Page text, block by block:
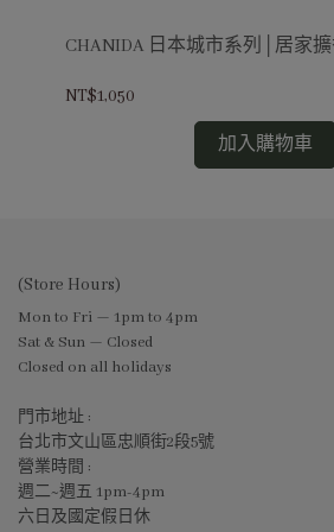
CHANIDA 日本城市系列│居家
NT$1,050
加入購物車
(Store Hours)
Mon to Fri — 1pm to 4pm
Sat & Sun — Closed
Closed on all holidays
門市地址 :
台北市文山區忠順街2段5號
營業時間 :
週二~週五 1pm-4pm
六日及國定假日休